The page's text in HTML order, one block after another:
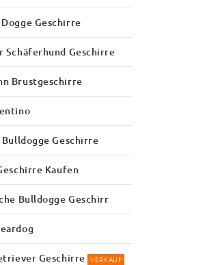
Geschirre
Schäferhund Geschirre
Brustgeschirre
Bulldogge Geschirre
Kaufen
Bulldogge Geschirr
Geschirre VERKAUF